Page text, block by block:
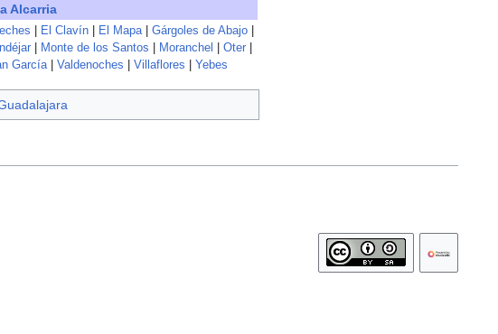
Alcarria
El Clavín El Mapa Gárgoles de Abajo
| Monte de los Santos Moranchel Oter|
García Valdenoches Villaflores Yebes